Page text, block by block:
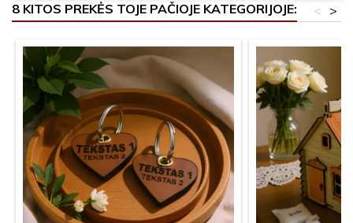
8 KITOS PREKĖS TOJE PAČIOJE KATEGORIJOJE: >
<